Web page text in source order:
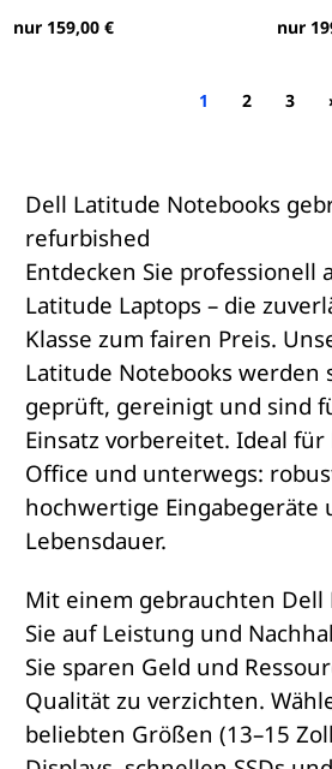
nur 159,00 € nur
1 2 3
Dell Latitude Notebooks
refurbished
Entdecken Sie professionell
Latitude Laptops – die
Klasse zum fairen Preis.
Latitude Notebooks werden
geprüft, gereinigt und sind
Einsatz vorbereitet. Ideal für
Office und unterwegs:
hochwertige Eingabegeräte
Lebensdauer.
Mit einem gebrauchten Dell
Sie auf Leistung und
Sie sparen Geld und
Qualität zu verzichten.
beliebten Größen (13–15